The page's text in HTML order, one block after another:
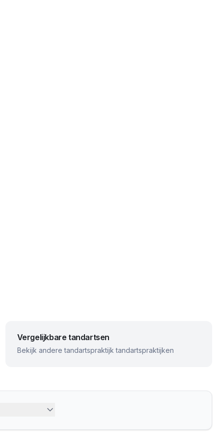
Vergelijkbare tandartsen
Bekijk anderetandartspraktijk tandartspraktijken